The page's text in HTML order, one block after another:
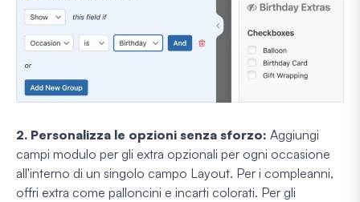
2. Personalizza le opzioni senza sforzo: Aggiungi
campi modulo per gli extra opzionali per ogni occasione
all'interno di un singolo campo Layout. Per i compleanni,
offri extra come palloncini e incarti colorati. Per gli